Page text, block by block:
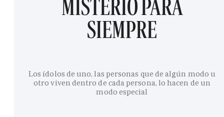
MISTERIO PARA
SIEMPRE
Los ídolos de uno, las personas que de algún modo u
otro viven dentro de cada persona, lo hacen de un
modo especial